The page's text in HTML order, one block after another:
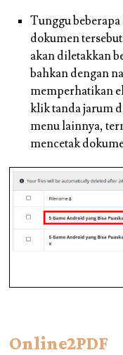
Tunggu
dokumen
akan diletakkan
bahkan dengan
memperhatikan
klik tanda jarum
menu lainnya,
mencetak
Online2PDF